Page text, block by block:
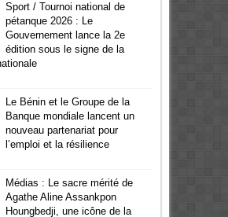
Sport / Tournoi national de
pétanque 2026 : Le
Gouvernement lance la 2e
édition sous le signe de la
Le Bénin et le Groupe de la
Banque mondiale lancent un
nouveau partenariat pour
l’emploi et la résilience
Médias : Le sacre mérité de
Agathe Aline Assankpon
Houngbedji, une icône de la